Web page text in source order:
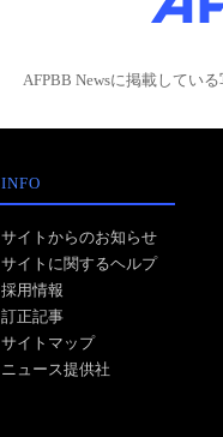
AFPBB Newsに掲載してい
INFO
サイトからのお知らせ
サイトに関するヘルプ
採用情報
訂正記事
サイトマップ
ニュース提供社